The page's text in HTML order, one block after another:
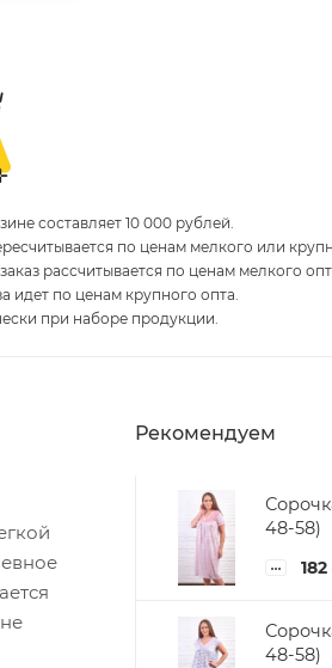
составляет 10 000 рублей.
по ценам мелкого или
рассчитывается по ценам мелкого
идет по ценам крупного опта.
при наборе продукции.
Рекомендуем
48-58)
182
48-58)